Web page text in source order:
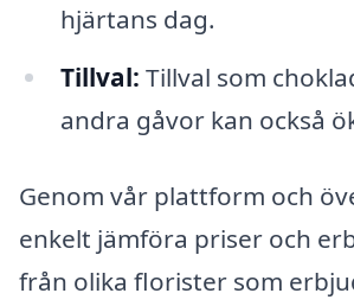
hjärtans dag.
Tillval: Tillval som
andra gåvor kan också
Genom vår plattform och
enkelt jämföra priser och
från olika florister som